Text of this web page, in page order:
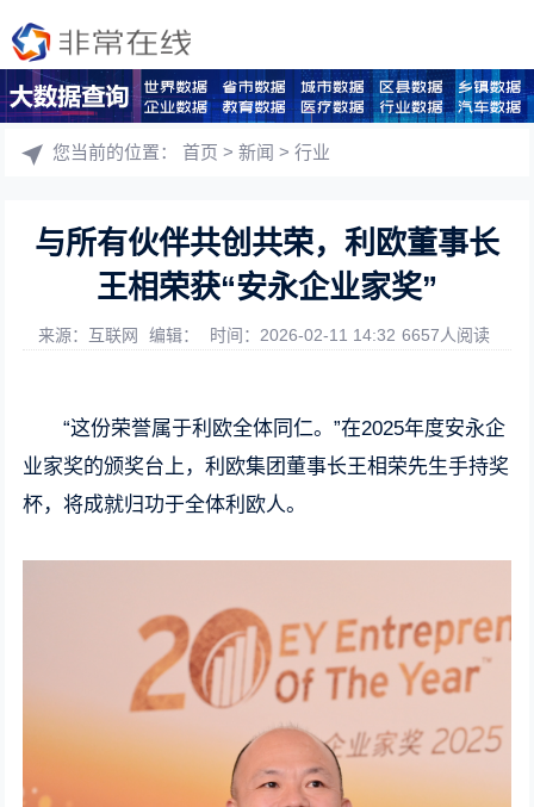
您当前的位置：首页 >新闻 >行业
与所有伙伴共创共荣，利欧董事长
王相荣获“安永企业家奖”
来源：互联网 编辑： 时间：2026-02-11 14:32 6657人阅读
“这份荣誉属于利欧全体同仁。”在2025年度安永企
业家奖的颁奖台上，利欧集团董事长王相荣先生手持奖
杯，将成就归功于全体利欧人。